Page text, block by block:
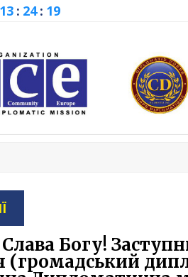
13 : 24 : 19
Слава Богу!
(громадський